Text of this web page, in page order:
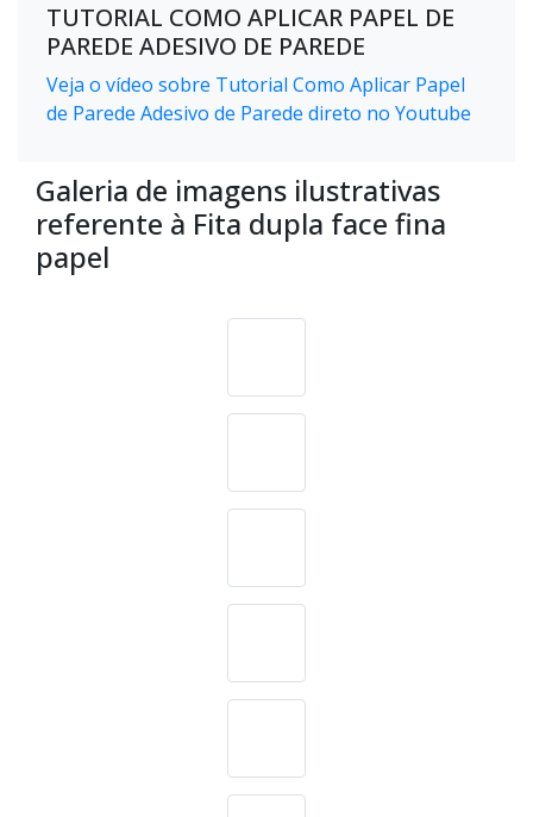
TUTORIAL COMO APLICAR PAPEL DE
PAREDE ADESIVO DE PAREDE
Veja o vídeo sobre Tutorial Como Aplicar Papel
de Parede Adesivo de Parede direto no Youtube
Galeria de imagens ilustrativas
referente à Fita dupla face fina
papel